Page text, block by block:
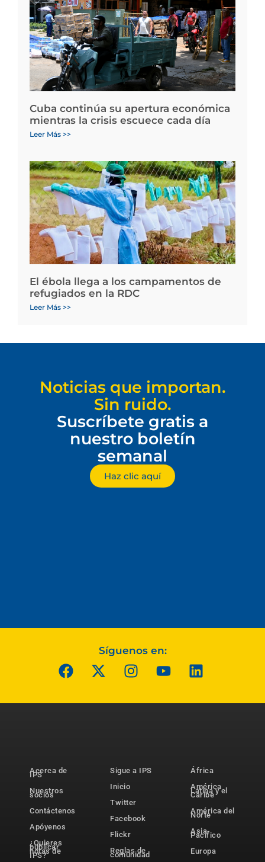
Cuba continúa su apertura económica
mientras la crisis escuece cada día
Leer Más >>
El ébola llega a los campamentos de
refugiados en la RDC
Leer Más >>
Noticias que importan.
Sin ruido.
Suscríbete gratis a
nuestro boletín
semanal
Haz clic aquí
Síguenos en:
Acerca de
IPS
Nuestros
socios
Contáctenos
Apóyenos
¿Quieres
publicar
notas de
IPS?
Sigue a IPS
Inicio
Twitter
Facebook
Flickr
Reglas de
comunidad
África
América
Latina y el
Caribe
América del
Norte
Asia-
Pacífico
Europa